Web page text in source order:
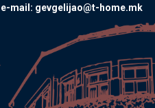
e-mail: gevgelijao@t-home.mk